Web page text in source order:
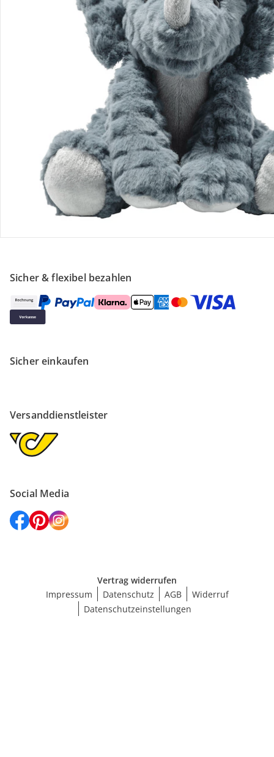
Retoure & Reklamation
Gutscheine & Aktionen
Kontakt & Service
Filialen & Beratung
Über uns
Sicher & flexibel bezahlen
Sicher einkaufen
Versanddienstleister
Social Media
Vertrag widerrufen
Impressum
Datenschutz AGB
Widerruf
Datenschutzeinstellungen